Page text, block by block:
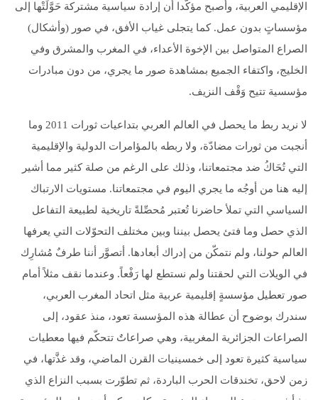
الإقليمي العربية، وأصبح مؤكّدا أن إرادة سياسية مشتركة حَوَّلَتْها إلى
مؤسساتٍ بدون عمل. كما يتجلى غياب الأفق، في صور (وأشكال)
الصراع المتواصل بين الإخوة الأعداء، في المغرب والمشرق وفي
الخليج، واكتفاء الجميع بمشاهدة صور ما يجري، من دون مبادرات
مؤسسية تتيح وَقْف النزيف.
لا نريد ربط ما يحصل في العالم العربي بتداعيات ثورات 2011 وما
أنجبت من ثورات مضادّة، ولا ربطه بالمؤامرات الدولية والإقليمية
التي تُحَاكُ ضد مجتمعاتنا، وذلك على الرغم من صلة كثير مما أشير
إليه هنا من أوجُه ما يجري اليوم في مجتمعاتنا. مستويات الارتباك
السياسي التي تملأ حاضرنا تُعتبر مُحصِّلةً تاريخية لطبيعة التفاعل
الذي حصل وما فتئ يحصل بيننا وبين مختلف التحوّلات التي يعرفها
العالم حولنا، ولم نتمكّن من إدراك أبعادها. أتصوَّر أننا طرفٌ مُشارِك
في الويلات التي لحقتنا ولم نستطع لها رَفْعاً. وعندما نقف مثلاً أمام
صور تعطيل مؤسسةٍ إقليمية عربية مثل اتحاد المغرب العربي،
سندرك بوضوح أن عطالة هذه المؤسسة تعود، منذ عقود، إلى
الصراعات الجزائرية المغربية، وهي صراعاتٌ تتحكّم فيها معطيات
سياسية كثيرة تعود إلى خمسينيات القرن الماضي، وقد غذَّتها، في
زمن لاحق، تخندقات الحرب الباردة، ثم تطوّرت بسبب النزاع الذي